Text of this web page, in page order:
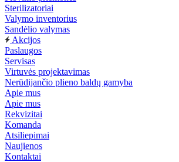
Sterilizatoriai
Valymo inventorius
Sandėlio valymas
Akcijos
Paslaugos
Servisas
Virtuvės projektavimas
Nerūdijančio plieno baldų gamyba
Apie mus
Apie mus
Rekvizitai
Komanda
Atsiliepimai
Naujienos
Kontaktai